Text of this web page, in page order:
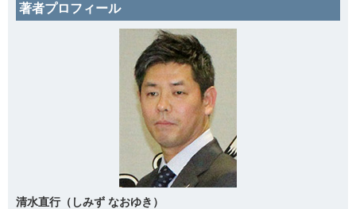
著者プロフィール
清水直行（しみず なおゆき）